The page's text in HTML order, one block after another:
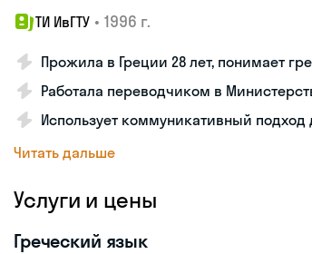
ТИ ИвГТУ • 1996 г.
Прожила в Греции 28 лет, понимает
Работала переводчиком в
Использует коммуникативный
Читать дальше
Услуги и цены
Греческий язык